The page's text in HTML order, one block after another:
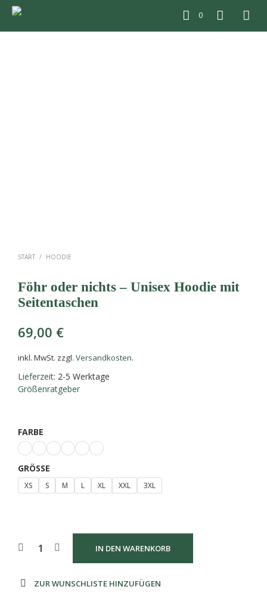
0
START / HOODIE
Föhr oder nichts – Unisex Hoodie mit
Seitentaschen
69,00 €
inkl. MwSt. zzgl. Versandkosten.
Lieferzeit: 2-5 Werktage
Größenratgeber
FARBE
GRÖSSE
XS S M L XL XXL 3XL
IN DEN WARENKORB
ZUR WUNSCHLISTE HINZUFÜGEN